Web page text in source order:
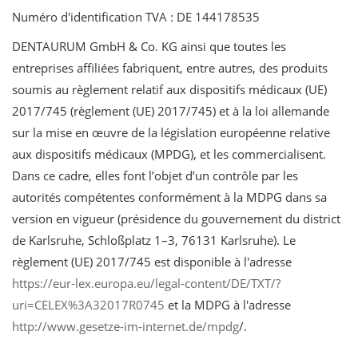
Numéro d'identification TVA : DE 144178535
DENTAURUM GmbH & Co. KG ainsi que toutes les
entreprises affiliées fabriquent, entre autres, des produits
soumis au règlement relatif aux dispositifs médicaux (UE)
2017/745 (règlement (UE) 2017/745) et à la loi allemande
sur la mise en œuvre de la législation européenne relative
aux dispositifs médicaux (MPDG), et les commercialisent.
Dans ce cadre, elles font l’objet d’un contrôle par les
autorités compétentes conformément à la MDPG dans sa
version en vigueur (présidence du gouvernement du district
de Karlsruhe, Schloßplatz 1–3, 76131 Karlsruhe). Le
règlement (UE) 2017/745 est disponible à l'adresse
https://eur-lex.europa.eu/legal-content/DE/TXT/?
uri=CELEX%3A32017R0745 et la MDPG à l'adresse
http://www.gesetze-im-internet.de/mpdg/.